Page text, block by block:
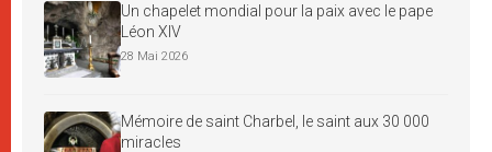
Un chapelet mondial pour la paix avec le pape
Léon XIV
28 Mai 2026
Mémoire de saint Charbel, le saint aux 30 000
miracles